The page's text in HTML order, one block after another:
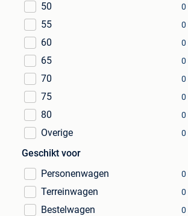
50 0
55 0
60 0
65 0
70 0
75 0
80 0
Overige 0
Geschikt voor
Personenwagen
0
Terreinwagen 0
Bestelwagen 0